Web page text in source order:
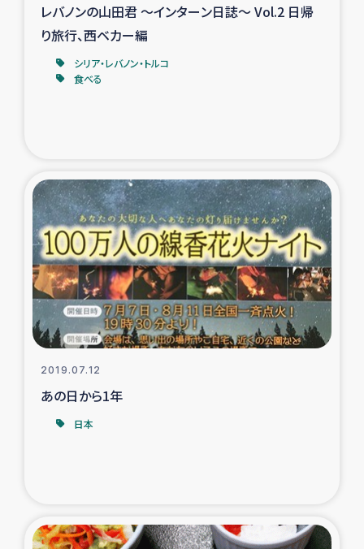
経済自立支援事業
居場所づくり
ガザ地区での公園の緑化を通じた支援事業
ガザ地区における被災住民への緊急支援
ガザ地区酪農を通した女性グループの生計支援
ふりかけ普及と食生活改善による栄養改善事業
食べる
レバノンの山田君 ～インターン日誌～ Vol.2 日帰
り旅行、西ベカー編
シリア・レバノン・トルコ
食べる
2019.07.12
あの日から1年
日本